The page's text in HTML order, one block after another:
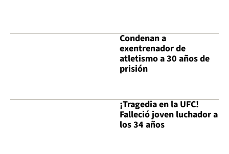
Condenan a
exentrenador de
atletismo a 30 años de
prisión
¡Tragedia en la UFC!
Falleció joven luchador a
los 34 años